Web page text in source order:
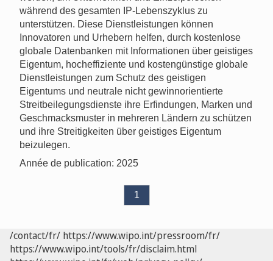
während des gesamten IP-Lebenszyklus zu
unterstützen. Diese Dienstleistungen können
Innovatoren und Urhebern helfen, durch kostenlose
globale Datenbanken mit Informationen über geistiges
Eigentum, hocheffiziente und kostengünstige globale
Dienstleistungen zum Schutz des geistigen
Eigentums und neutrale nicht gewinnorientierte
Streitbeilegungsdienste ihre Erfindungen, Marken und
Geschmacksmuster in mehreren Ländern zu schützen
und ihre Streitigkeiten über geistiges Eigentum
beizulegen.
Année de publication: 2025
1
/contact/fr/ https://www.wipo.int/pressroom/fr/
https://www.wipo.int/tools/fr/disclaim.html